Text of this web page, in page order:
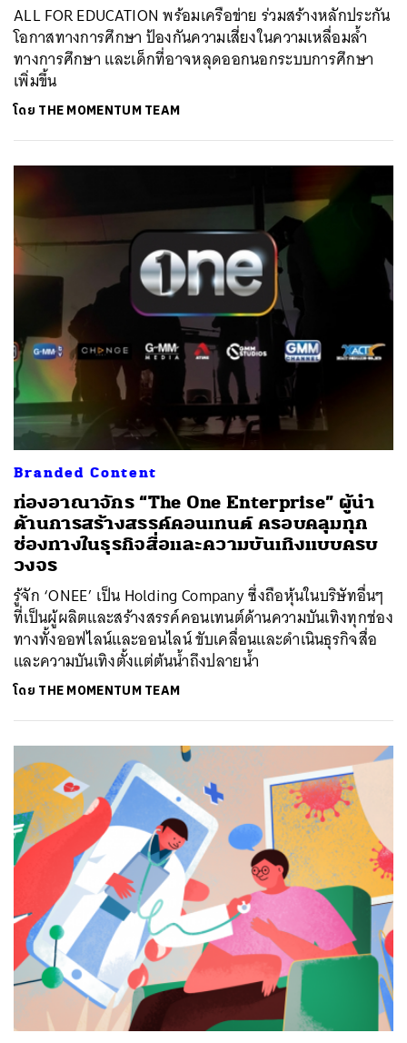
ALL FOR EDUCATION พร้อมเครือข่าย ร่วมสร้างหลักประกัน
โอกาสทางการศึกษา ป้องกันความเสี่ยงในความเหลื่อมล้ำ
ทางการศึกษา และเด็กที่อาจหลุดออกนอกระบบการศึกษา
เพิ่มขึ้น
โดย THE MOMENTUM TEAM
Branded Content
ท่องอาณาจักร “The One Enterprise” ผู้นำ
ด้านการสร้างสรรค์คอนเทนต์ ครอบคลุมทุก
ช่องทางในธุรกิจสื่อและความบันเทิงแบบครบ
วงจร
รู้จัก ‘ONEE’ เป็น Holding Company ซึ่งถือหุ้นในบริษัทอื่นๆ
ที่เป็นผู้ผลิตและสร้างสรรค์คอนเทนต์ด้านความบันเทิงทุกช่อง
ทางทั้งออฟไลน์และออนไลน์ ขับเคลื่อนและดำเนินธุรกิจสื่อ
และความบันเทิงตั้งแต่ต้นน้ำถึงปลายน้ำ
โดย THE MOMENTUM TEAM